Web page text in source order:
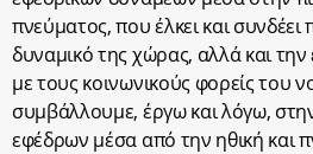
πνεύματος, που έλκει και συνδέει
δυναμικό της χώρας, αλλά και
με τους κοινωνικούς φορείς του
συμβάλλουμε, έργω και λόγω,
εφέδρων μέσα από την ηθική και